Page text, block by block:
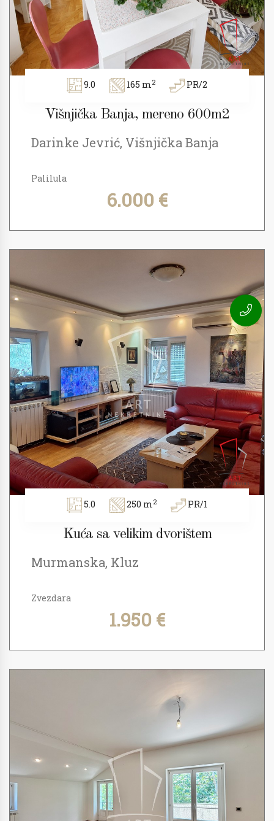
9.0 165 m2 PR/2
Višnjička Banja, mereno 600m2
Darinke Jevrić, Višnjička Banja
Palilula
6.000 €
5.0 250 m2 PR/1
Kuća sa velikim dvorištem
Murmanska, Kluz
Zvezdara
1.950 €